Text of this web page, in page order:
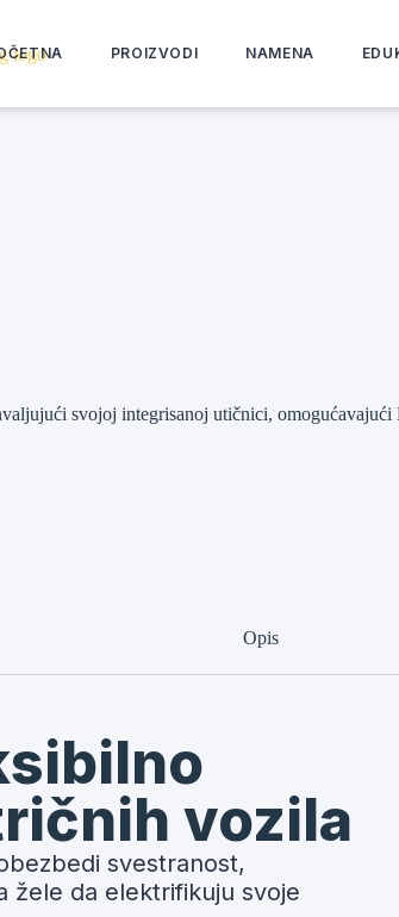
PROIZVODI NAMENA
svojoj integrisanoj utičnici,
Opis
vozila
svestranost,
žele da elektrifikuju svoje